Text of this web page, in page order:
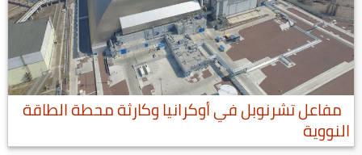
مفاعل تشرنوبل في أوكرانيا وكارثة محطة الطاقة
النووية